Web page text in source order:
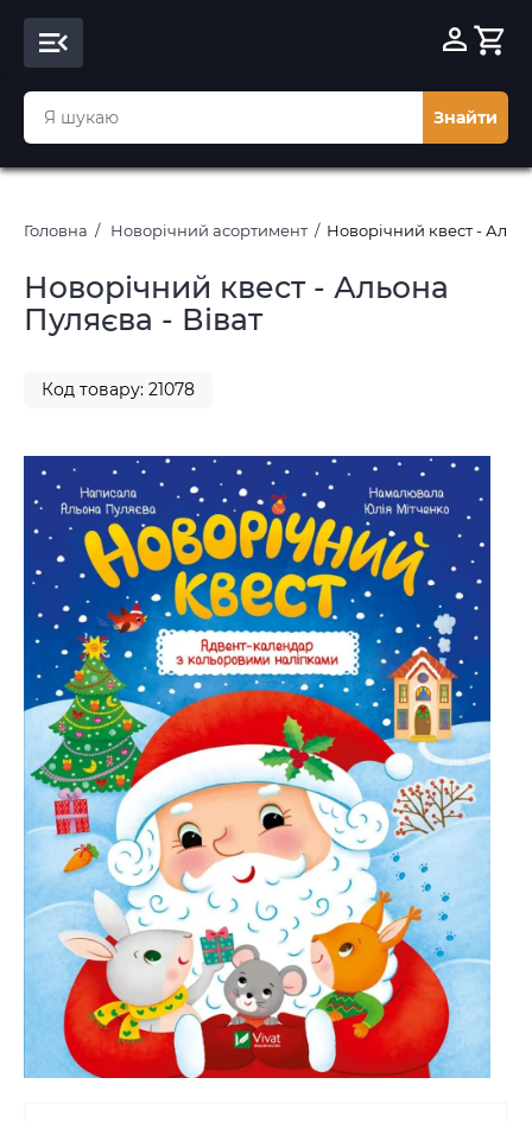
Знайти
Головна Новорічний асортимент Новорічний квест -
Новорічний квест - Альона
Пуляєва - Віват
Код товару: 21078